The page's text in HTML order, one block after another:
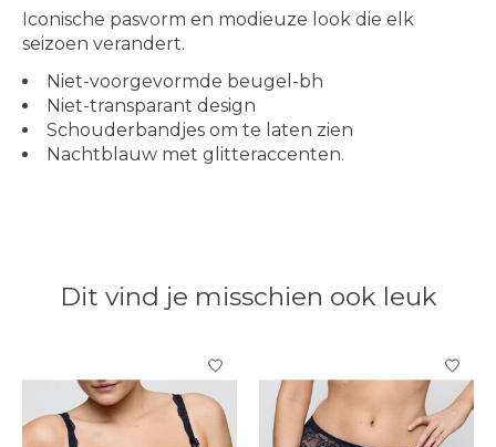
Iconische pasvorm en modieuze look die elk
seizoen verandert.
Niet-voorgevormde beugel-bh
Niet-transparant design
Schouderbandjes om te laten zien
Nachtblauw met glitteraccenten.
Dit vind je misschien ook leuk
Items van productcarrousel